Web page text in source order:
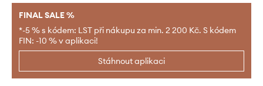
FINAL SALE %
*-5 % s kódem: LST při nákupu za min. 2 200 Kč. S kódem
FIN: -10 % v aplikaci!
Stáhnout aplikaci